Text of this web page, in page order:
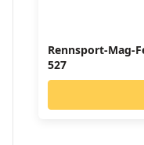
Rennsport-Mag-
527